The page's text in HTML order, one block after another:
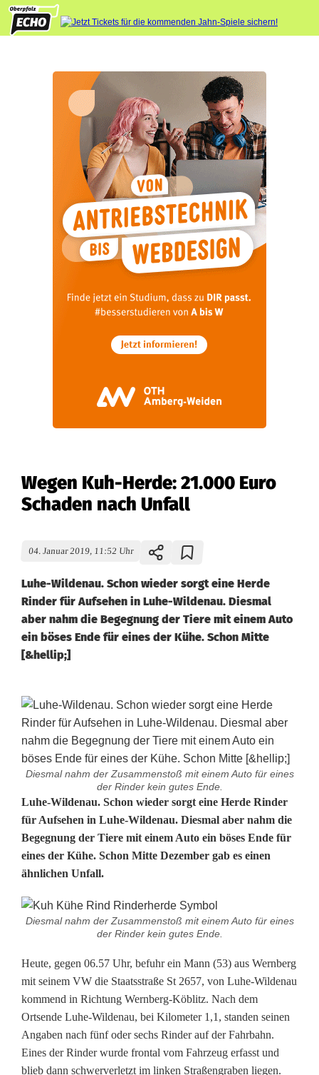
Wegen Kuh-Herde: 21.000 Euro
Schaden nach Unfall
04. Januar 2019, 11:52 Uhr
Luhe-Wildenau. Schon wieder sorgt eine Herde
Rinder für Aufsehen in Luhe-Wildenau. Diesmal
aber nahm die Begegnung der Tiere mit einem Auto
ein böses Ende für eines der Kühe. Schon Mitte
[&hellip;]
Diesmal nahm der Zusammenstoß mit einem Auto für eines
der Rinder kein gutes Ende.
W
e
g
n
u
h
-
H
Luhe-Wildenau. Schon wieder sorgt eine Herde Rinder
für Aufsehen in Luhe-Wildenau. Diesmal aber nahm die
Begegnung der Tiere mit einem Auto ein böses Ende für
eines der Kühe. Schon Mitte Dezember gab es einen
ähnlichen Unfall.
Diesmal nahm der Zusammenstoß mit einem Auto für eines
der Rinder kein gutes Ende.
Heute, gegen 06.57 Uhr, befuhr ein Mann (53) aus Wernberg
mit seinem VW die Staatsstraße St 2657, von Luhe-Wildenau
kommend in Richtung Wernberg-Köblitz. Nach dem
Ortsende Luhe-Wildenau, bei Kilometer 1,1, standen seinen
Angaben nach fünf oder sechs Rinder auf der Fahrbahn.
Eines der Rinder wurde frontal vom Fahrzeug erfasst und
blieb dann schwerverletzt im linken Straßengraben liegen.